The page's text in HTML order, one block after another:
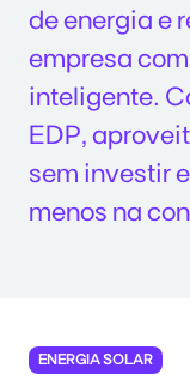
de energia e
empresa
inteligente.
EDP,
sem investir
menos na
ENERGIA SOLAR